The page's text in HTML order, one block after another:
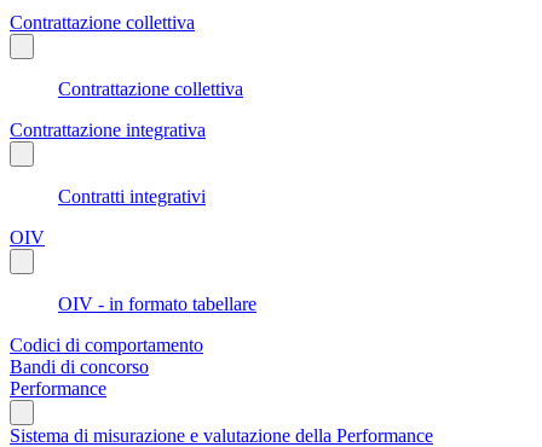
Contrattazione collettiva
Contrattazione collettiva
Contrattazione integrativa
Contratti integrativi
OIV
OIV - in formato tabellare
Codici di comportamento
Bandi di concorso
Performance
Sistema di misurazione e valutazione della Performance